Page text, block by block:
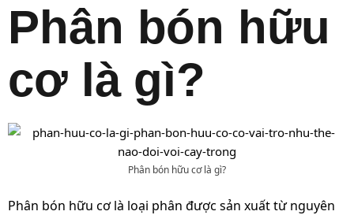
Phân bón hữu
cơ là gì?
Phân bón hữu cơ là gì?
Phân bón hữu cơ là loại phân được sản xuất từ nguyên